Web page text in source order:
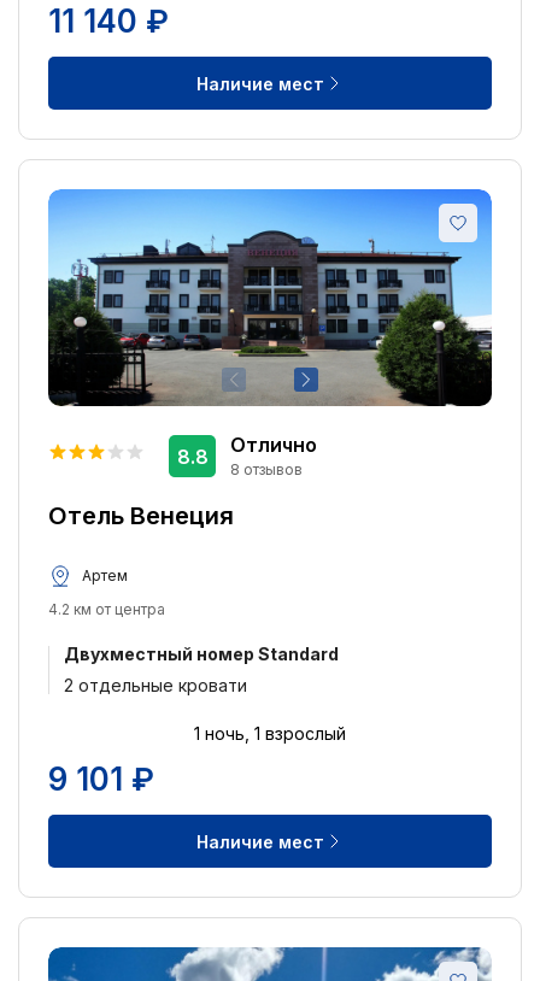
11 140 ₽
Наличие мест
Отель Венеция
Отлично
8 отзывов
8.8
Артем
4.2 км от центра
Двухместный номер Standard
2 отдельные кровати
1 ночь, 1 взрослый
9 101 ₽
Наличие мест
Курение разрешено